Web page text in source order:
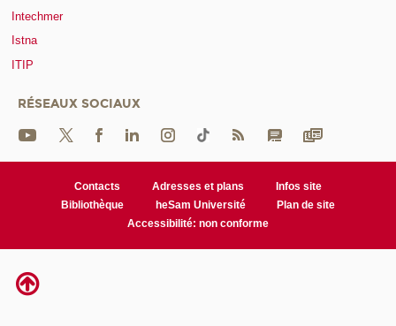
Intechmer
Istna
ITIP
RÉSEAUX SOCIAUX
Contacts Adresses et plans
Infos site
Bibliothèque
heSam Université
Plan de site
Accessibilité: non conforme